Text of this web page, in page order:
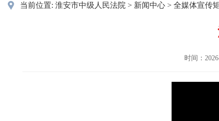
当前位置: 淮安市中级人民法院 > 新闻中心 > 全媒体宣传
时间：